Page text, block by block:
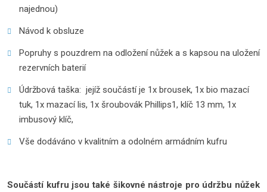
najednou)
Návod k obsluze
Popruhy s pouzdrem na odložení nůžek a s kapsou na uložení
rezervních baterií
Údržbová taška: jejíž součástí je 1x brousek, 1x bio mazací
tuk, 1x mazací lis, 1x šroubovák Phillips1, klíč 13 mm, 1x
imbusový klíč,
Vše dodáváno v kvalitním a odolném armádním kufru
Součástí kufru jsou také šikovné nástroje pro údržbu nůžek